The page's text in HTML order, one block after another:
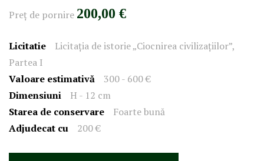
Preţ de pornire 200,00 €
Licitatie
Licitația de istorie „Ciocnirea civilizațiilor”,
Partea I
Valoare estimativă
300 - 600 €
Dimensiuni
H - 12 cm
Starea de conservare
Foarte bună
Adjudecat cu
200 €